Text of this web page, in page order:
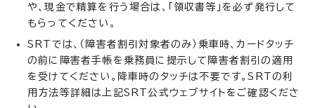
や、現金で精算を行う場合は、「領収書等」を必ず発行して
もらってください。
SRTでは、（障害者割引対象者のみ）乗車時、カードタッチ
の前に障害者手帳を乗務員に提示して障害者割引の適用
を受けてください。降車時のタッチは不要です。SRTの利
用方法等詳細は上記SRT公式ウェブサイトをご確認くださ